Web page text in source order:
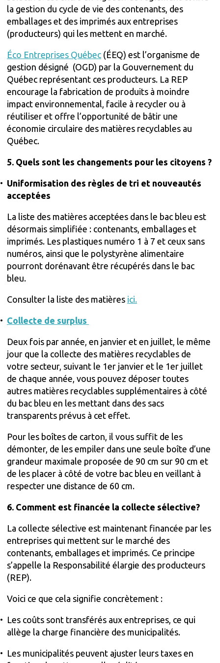
la gestion du cycle de vie des contenants, des
emballages et des imprimés aux entreprises
(producteurs) qui les mettent en marché.
Éco Entreprises Québec (ÉEQ) est l’organisme de
gestion désigné (OGD) par la Gouvernement du
Québec représentant ces producteurs. La REP
encourage la fabrication de produits à moindre
impact environnemental, facile à recycler ou à
réutiliser et offre l’opportunité de bâtir une
économie circulaire des matières recyclables au
Québec.
5. Quels sont les changements pour les citoyens ?
Uniformisation des règles de tri et nouveautés
acceptées
La liste des matières acceptées dans le bac bleu est
désormais simplifiée : contenants, emballages et
imprimés. Les plastiques numéro 1 à 7 et ceux sans
numéros, ainsi que le polystyrène alimentaire
pourront dorénavant être récupérés dans le bac
bleu.
Consulter la liste des matières ici.
Collecte de surplus
Deux fois par année, en janvier et en juillet, le même
jour que la collecte des matières recyclables de
votre secteur, suivant le 1er janvier et le 1er juillet
de chaque année, vous pouvez déposer toutes
autres matières recyclables supplémentaires à côté
du bac bleu en les mettant dans des sacs
transparents prévus à cet effet.
Pour les boîtes de carton, il vous suffit de les
démonter, de les empiler dans une seule boîte d’une
grandeur maximale proposée de 90 cm sur 90 cm et
de les placer à côté de votre bac bleu en veillant à
respecter une distance de 60 cm.
6. Comment est financée la collecte sélective?
La collecte sélective est maintenant financée par les
entreprises qui mettent sur le marché des
contenants, emballages et imprimés. Ce principe
s’appelle la Responsabilité élargie des producteurs
(REP).
Voici ce que cela signifie concrètement :
Les coûts sont transférés aux entreprises, ce qui
allège la charge financière des municipalités.
Les municipalités peuvent ajuster leurs taxes en